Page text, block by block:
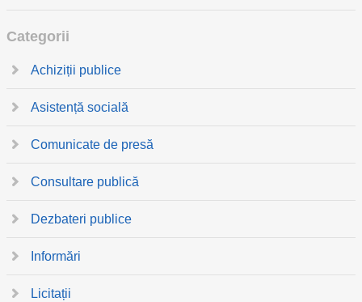
Categorii
Achiziții publice
Asistență socială
Comunicate de presă
Consultare publică
Dezbateri publice
Informări
Licitații